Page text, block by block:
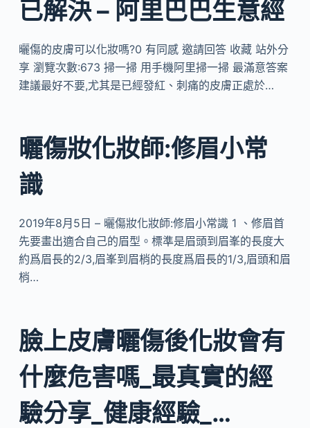
已解決 – 阿里巴巴生意經
曬傷的皮膚可以化妝嗎?0 有同感 邀請回答 收藏 站外分
享 瀏覽次數:673 掃一掃 用手機阿里掃一掃 最滿意答案
建議最好不要,尤其是已經發紅、刺痛的皮膚正處於…
曬傷妝化妝師:修眉小常
識
2019年8月5日 – 曬傷妝化妝師:修眉小常識 1 、修眉首
先要畫出適合自己的眉型。標準是眉頭到眉峯的長度大
約爲眉長的2/3,眉峯到眉梢的長度爲眉長的1/3,眉頭和眉
梢…
臉上皮膚曬傷後化妝會有
什麼危害嗎_最真實的經
驗分享_健康經驗_…